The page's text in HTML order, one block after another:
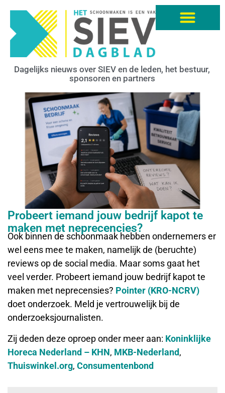
Dagelijks nieuws over SIEV en de leden, het bestuur,
sponsoren en partners
Probeert iemand jouw bedrijf kapot te
maken met neprecencies?
Ook binnen de schoonmaak hebben ondernemers er
wel eens mee te maken, namelijk de (beruchte)
reviews op de social media. Maar soms gaat het
veel verder. Probeert iemand jouw bedrijf kapot te
maken met neprecensies? Pointer (KRO-NCRV)
doet onderzoek. Meld je vertrouwelijk bij de
onderzoeksjournalisten.
Zij deden deze oproep onder meer aan: Koninklijke
Horeca Nederland – KHN, MKB-Nederland,
Thuiswinkel.org, Consumentenbond